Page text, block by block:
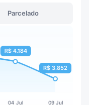
Parcelado